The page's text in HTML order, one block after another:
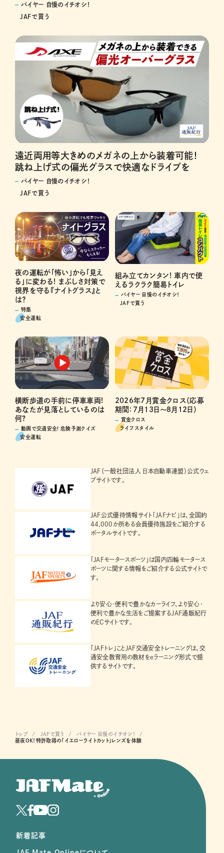
バイヤー 自慢のイチオシ！
JAFで買う
遠近両用等大きめのメガネの上から装着可能！
跳ね上げ式の偏光グラスで快適なドライブを
バイヤー 自慢のイチオシ！
JAFで買う
夜の運転が「怖い」から「見え
る」に変わる! まぶしさ対策で
視界を守る『ナイトグラス』と
は？
特集
安全運転
組み立てカンタン! 車内で使
えるラクラク簡易トイレ
バイヤー 自慢のイチオシ！
JAFで買う
横断歩道の手前に停車車両!
あなたが見落としているのは
何?
動画で交通安全! 危険予測クイズ
安全運転
2026年7月賞金クロス（応募
期間：7月13日～8月12日）
賞金クロス
ライフスタイル
JAF（一般社団法人 日本自動車連盟）公式ウェ
ブサイトです。
JAF公式優待情報サイト「JAFナビ」は、全国約
44,000か所ある会員優待施設をご紹介する
ポータルサイトです。
「JAFモータースポーツ」は国内四輪モータース
ポーツに関する情報をご紹介する公式サイトで
す。
より安心・便利で豊かなカーライフ、より安心・
便利で豊かな生活をご提案するJAF通販紀行
のECサイトです。
「JAFトレ」ことJAF交通安全トレーニングは、交
通安全教育用の教材をeラーニング形式で提
供するサイトです。
トップ JAFで買う
バイヤー 自慢のイチオシ！
昼夜OK！特許取得の「イエローライトカット」レンズを体験
新着記事